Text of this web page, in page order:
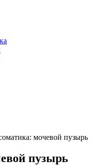
мочевой пузырь
пузырь